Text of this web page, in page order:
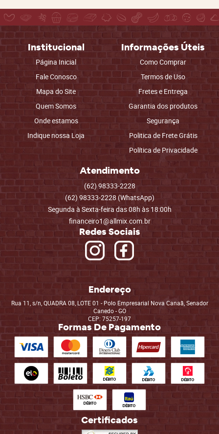
Institucional
Página Inicial
Fale Conosco
Mapa do Site
Quem Somos
Onde estamos
Indique nossa Loja
Informações Úteis
Como Comprar
Termos de Uso
Fretes e Entrega
Garantia dos produtos
Segurança
Politica de Frete Grátis
Política de Privacidade
Atendimento
(62) 98333-2228
(62) 98333-2228 (WhatsApp)
Segunda à Sexta-feira das 08h às 18:00h
financeiro1@allmix.com.br
Redes Sociais
Endereço
Rua 11, s/n, QUADRA 08, LOTE 01 - Polo Empresarial Nova Canaã, Senador
Canedo-GO
CEP: 75257-197
Formas De Pagamento
Certificados